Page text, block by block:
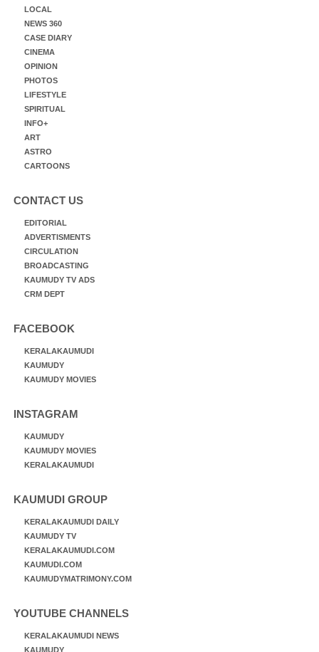
LOCAL
NEWS 360
CASE DIARY
CINEMA
OPINION
PHOTOS
LIFESTYLE
SPIRITUAL
INFO+
ART
ASTRO
CARTOONS
CONTACT US
EDITORIAL
ADVERTISMENTS
CIRCULATION
BROADCASTING
KAUMUDY TV ADS
CRM DEPT
FACEBOOK
KERALAKAUMUDI
KAUMUDY
KAUMUDY MOVIES
INSTAGRAM
KAUMUDY
KAUMUDY MOVIES
KERALAKAUMUDI
KAUMUDI GROUP
KERALAKAUMUDI DAILY
KAUMUDY TV
KERALAKAUMUDI.COM
KAUMUDI.COM
KAUMUDYMATRIMONY.COM
YOUTUBE CHANNELS
KERALAKAUMUDI NEWS
KAUMUDY